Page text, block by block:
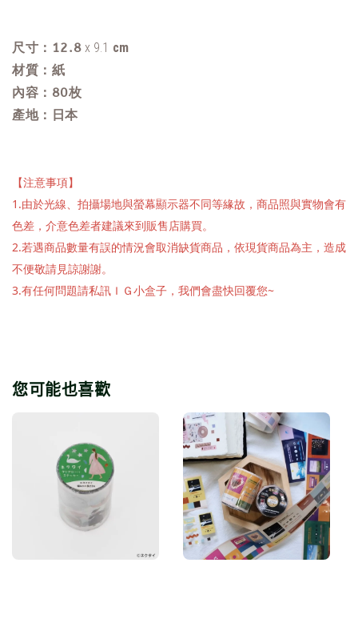
尺寸：12.8 x 9.1 cm
材質：紙
內容：80枚
產地：日本
【注意事項】
1.由於光線、拍攝場地與螢幕顯示器不同等緣故，商品照與實物會有
色差，介意色差者建議來到販售店購買。
2.若遇商品數量有誤的情況會取消缺貨商品，依現貨商品為主，造成
不便敬請見諒謝謝。
3.有任何問題請私訊ＩＧ小盒子，我們會盡快回覆您~
您可能也喜歡